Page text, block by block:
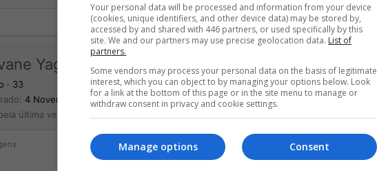
Yago Stette Ramos
· 33
4 Novembro 2013
última vez
Reações
Your personal data will be processed and information from your device
(cookies, unique identifiers, and other device data) may be stored by,
accessed by and shared with 446 partners, or used specifically by this
site. We and our partners may use precise geolocation data. List of
partners.
Some vendors may process your personal data on the basis of legitimate
interest, which you can object to by managing your options below. Look
for a link at the bottom of this page or in the site menu to manage or
withdraw consent in privacy and cookie settings.
Consent
Manage options